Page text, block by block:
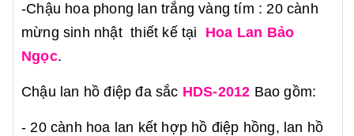
-Chậu hoa phong lan trắng vàng tím : 20 cành
mừng sinh nhật thiết kế tại
Hoa Lan Bảo
Ngọc.
Chậu lan hồ điệp đa sắc HDS-2012 Bao gồm:
- 20 cành hoa lan kết hợp hồ điệp hồng, lan hồ